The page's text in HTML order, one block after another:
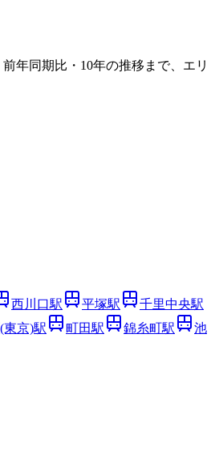
年同期比・10年の推移まで、エリ
西川口駅 平塚駅 千里中央駅
東京)駅 町田駅 錦糸町駅 池